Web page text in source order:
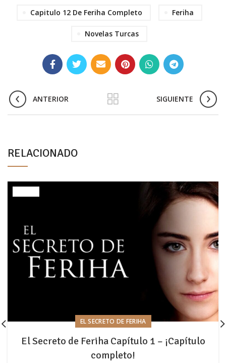
Capitulo 12 De Feriha Completo Feriha
Novelas Turcas
ANTERIOR SIGUIENTE
RELACIONADO
EL SECRETO DE FERIHA
El Secreto de Feriha Capítulo 1 – ¡Capítulo
completo!